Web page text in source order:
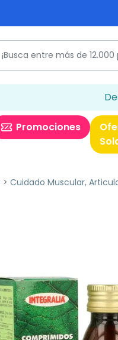
Promociones
Cuidado Muscular,